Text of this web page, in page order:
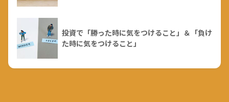
投資で「勝った時に気をつけること」＆「負け
た時に気をつけること」